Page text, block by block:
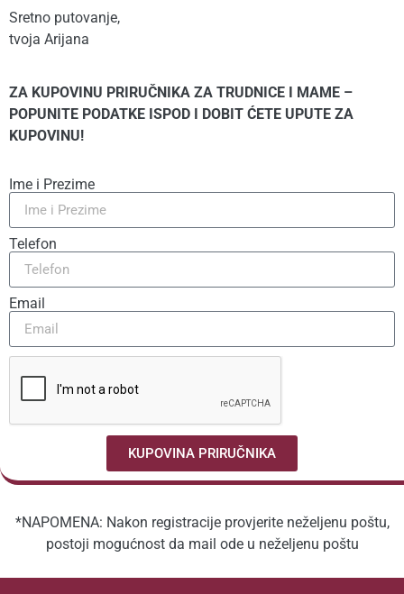
Sretno putovanje,
tvoja Arijana
ZA KUPOVINU PRIRUČNIKA ZA TRUDNICE I MAME –
POPUNITE PODATKE ISPOD I DOBIT ĆETE UPUTE ZA
KUPOVINU!
Ime i Prezime
Telefon
Email
KUPOVINA PRIRUČNIKA
*NAPOMENA: Nakon registracije provjerite neželjenu poštu,
postoji mogućnost da mail ode u neželjenu poštu